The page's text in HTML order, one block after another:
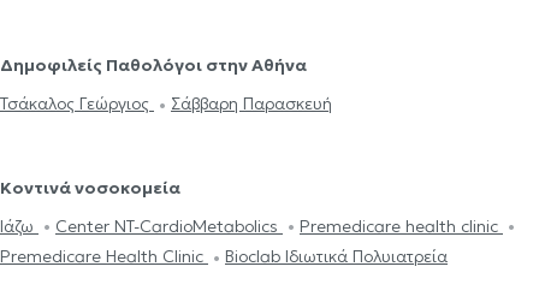
Δημοφιλείς Παθολόγοι στην Αθήνα
Τσάκαλος Γεώργιος
Σάββαρη Παρασκευή
Κοντινά νοσοκομεία
Ιάζω
Center NT-CardioMetabolics
Premedicare health clinic
Premedicare Health Clinic
Bioclab Ιδιωτικά Πολυιατρεία